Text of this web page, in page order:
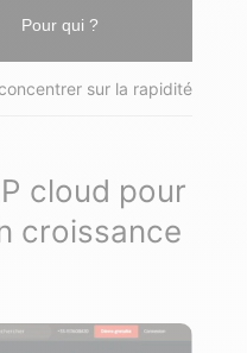
Pour qui ?
sur la rapidité et le
cloud pour
croissance